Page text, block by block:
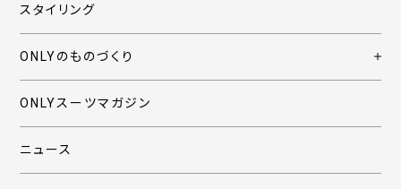
スタイリング
ONLYのものづくり
ONLYスーツマガジン
ニュース